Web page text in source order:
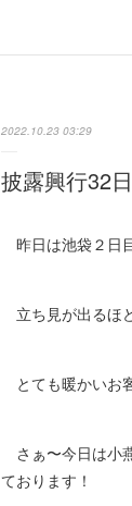
2022.10.23 03:29
披露興行32
昨日は池袋２日
立ち見が出るほ
とても暖かいお
さぁ〜今日は小
ております！